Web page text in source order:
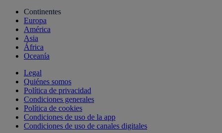
Continentes
Europa
América
Asia
África
Oceanía
Legal
Quiénes somos
Política de privacidad
Condiciones generales
Política de cookies
Condiciones de uso de la app
Condiciones de uso de canales digitales